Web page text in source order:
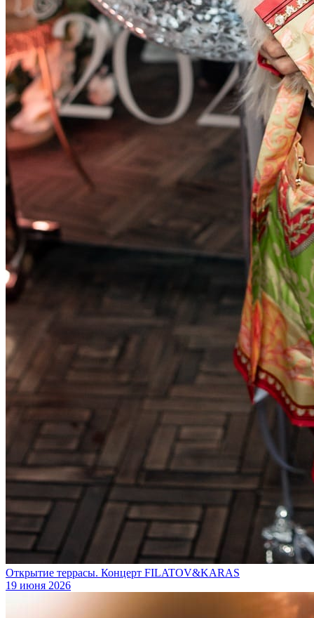
Открытие террасы. Концерт FILATOV&KARAS
19 июня 2026